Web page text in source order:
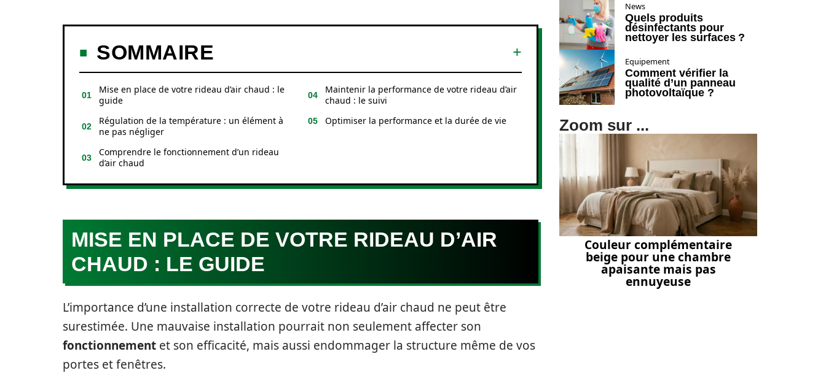
SOMMAIRE
Mise en place de votre rideau d’air chaud : le
guide
Régulation de la température : un élément à
ne pas négliger
Comprendre le fonctionnement d’un rideau
d’air chaud
Maintenir la performance de votre rideau d’air
chaud : le suivi
Optimiser la performance et la durée de vie
MISE EN PLACE DE VOTRE RIDEAU D’AIR
CHAUD : LE GUIDE
L’importance d’une installation correcte de votre rideau d’air chaud ne peut être
surestimée. Une mauvaise installation pourrait non seulement affecter son
fonctionnement et son efficacité, mais aussi endommager la structure même de vos
portes et fenêtres.
News
Quels produits
désinfectants pour
nettoyer les surfaces ?
Equipement
Comment vérifier la
qualité d’un panneau
photovoltaïque ?
Zoom sur ...
Couleur complémentaire
beige pour une chambre
apaisante mais pas
ennuyeuse